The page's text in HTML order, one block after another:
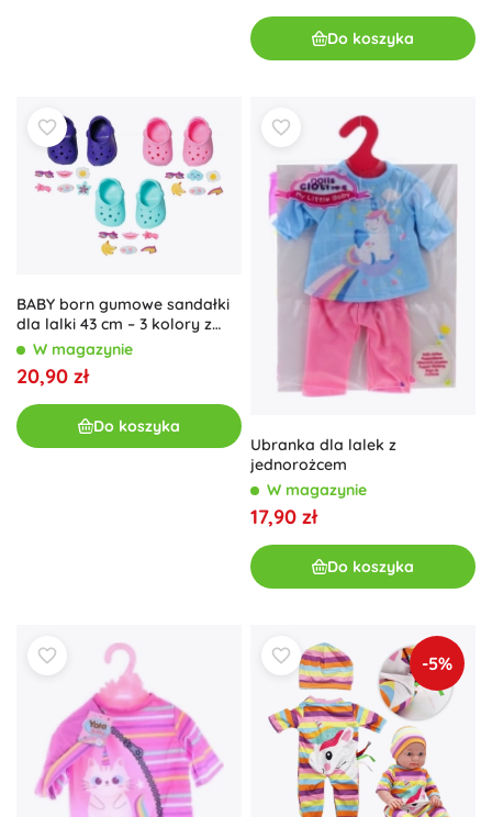
Do koszyka
BABY born gumowe sandałki
dla lalki 43 cm – 3 kolory z
przypinkami
W magazynie
20,90 zł
Do koszyka
Ubranka dla lalek z
jednorożcem
W magazynie
17,90 zł
Do koszyka
-5%